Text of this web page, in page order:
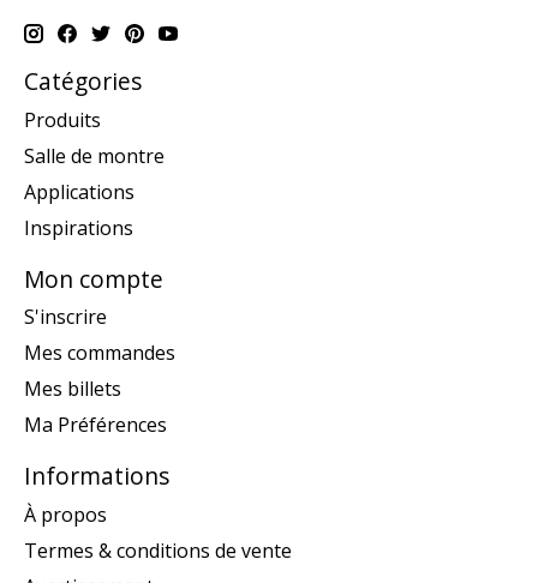
Catégories
Produits
Salle de montre
Applications
Inspirations
Mon compte
S'inscrire
Mes commandes
Mes billets
Ma Préférences
Informations
À propos
Termes & conditions de vente